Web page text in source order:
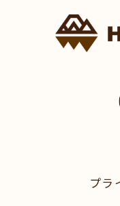
プラ